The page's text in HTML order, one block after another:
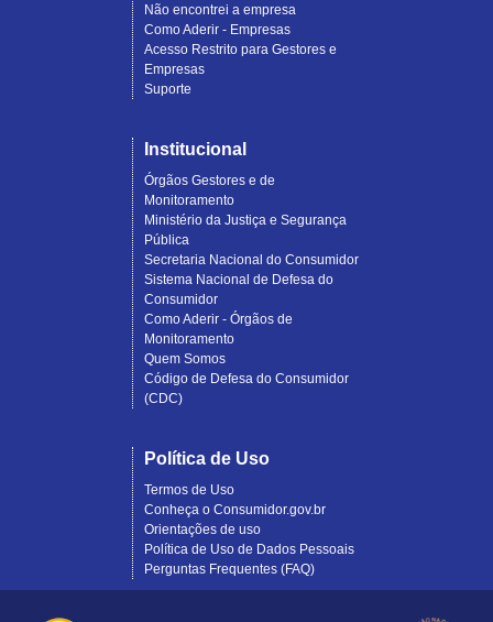
Não encontrei a empresa
Como Aderir - Empresas
Acesso Restrito para Gestores e
Empresas
Suporte
Institucional
Órgãos Gestores e de
Monitoramento
Ministério da Justiça e Segurança
Pública
Secretaria Nacional do Consumidor
Sistema Nacional de Defesa do
Consumidor
Como Aderir - Órgãos de
Monitoramento
Quem Somos
Código de Defesa do Consumidor
(CDC)
Política de Uso
Termos de Uso
Conheça o Consumidor.gov.br
Orientações de uso
Política de Uso de Dados Pessoais
Perguntas Frequentes (FAQ)